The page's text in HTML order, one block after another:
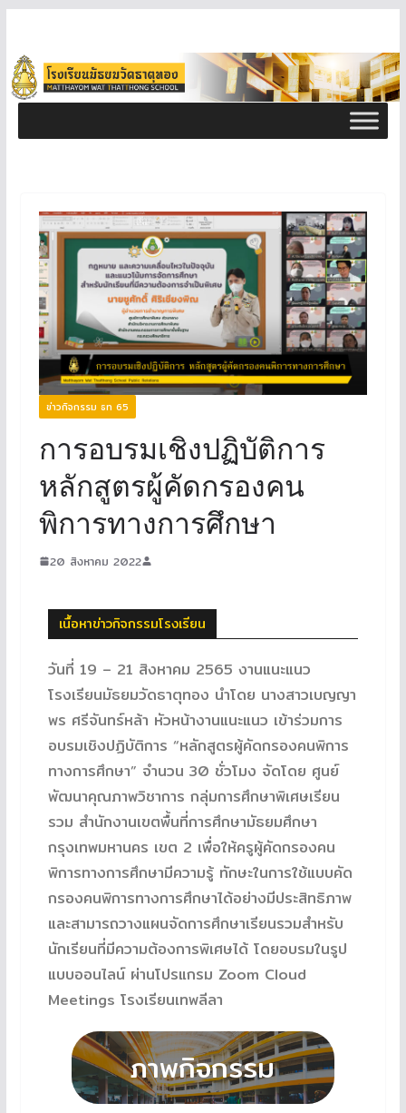
ข่าวกิจกรรม ธท 65
การอบรมเชิงปฏิบัติการ
หลักสูตรผู้คัดกรองคน
พิการทางการศึกษา
20 สิงหาคม 2022
เนื้อหาข่าวกิจกรรมโรงเรียน
วันที่ 19 – 21 สิงหาคม 2565 งานแนะแนว
โรงเรียนมัธยมวัดธาตุทอง นำโดย นางสาวเบญญา
พร ศรีจันทร์หล้า หัวหน้างานแนะแนว เข้าร่วมการ
อบรมเชิงปฏิบัติการ “หลักสูตรผู้คัดกรองคนพิการ
ทางการศึกษา” จำนวน 30 ชั่วโมง จัดโดย ศูนย์
พัฒนาคุณภาพวิชาการ กลุ่มการศึกษาพิเศษเรียน
รวม สำนักงานเขตพื้นที่การศึกษามัธยมศึกษา
กรุงเทพมหานคร เขต 2 เพื่อให้ครูผู้คัดกรองคน
พิการทางการศึกษามีความรู้ ทักษะในการใช้แบบคัด
กรองคนพิการทางการศึกษาได้อย่างมีประสิทธิภาพ
และสามารถวางแผนจัดการศึกษาเรียนรวมสำหรับ
นักเรียนที่มีความต้องการพิเศษได้ โดยอบรมในรูป
แบบออนไลน์ ผ่านโปรแกรม Zoom Cloud
Meetings โรงเรียนเทพลีลา